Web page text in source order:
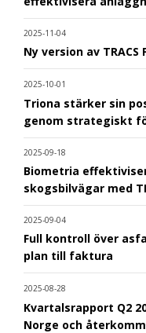
2025-11-04
Ny version av TRACS
2025-10-01
Triona stärker sin
genom strategiskt
2025-09-18
Biometria
skogsbilvägar med
2025-09-04
Full kontroll över
plan till faktura
2025-08-28
Kvartalsrapport Q2
Norge och